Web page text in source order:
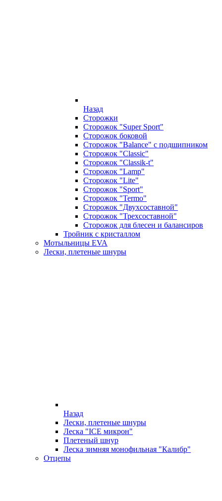
Назад
Сторожки
Сторожок "Super Sport"
Сторожок боковой
Сторожок "Balance" с подшипником
Сторожок "Classic"
Сторожок "Classik-t"
Сторожок "Lamp"
Сторожок "Lite"
Сторожок "Sport"
Сторожок "Termo"
Сторожок "Двухсоставной"
Сторожок "Трехсоставной"
Сторожок для блесен и балансиров
Тройник с кристаллом
Мотыльницы EVA
Лески, плетеные шнуры
Назад
Лески, плетеные шнуры
Леска "ICE микрон"
Плетеный шнур
Леска зимняя монофильная "Калибр"
Отцепы